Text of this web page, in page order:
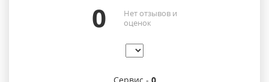
0
Нет отзывов и
оценок